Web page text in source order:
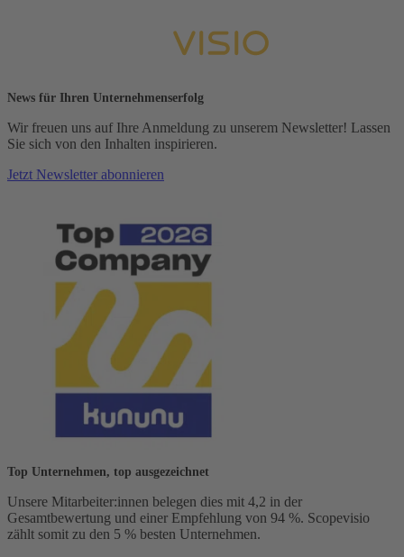
News für Ihren Unternehmenserfolg
Wir freuen uns auf Ihre Anmeldung zu unserem Newsletter! Lassen
Sie sich von den Inhalten inspirieren.
Jetzt Newsletter abonnieren
Top Unternehmen, top ausgezeichnet
Unsere Mitarbeiter:innen belegen dies mit 4,2 in der
Gesamtbewertung und einer Empfehlung von 94 %. Scopevisio
zählt somit zu den 5 % besten Unternehmen.